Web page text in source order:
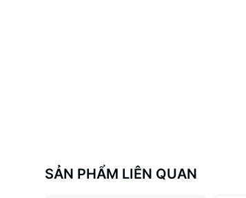
SẢN PHẨM LIÊN QUAN